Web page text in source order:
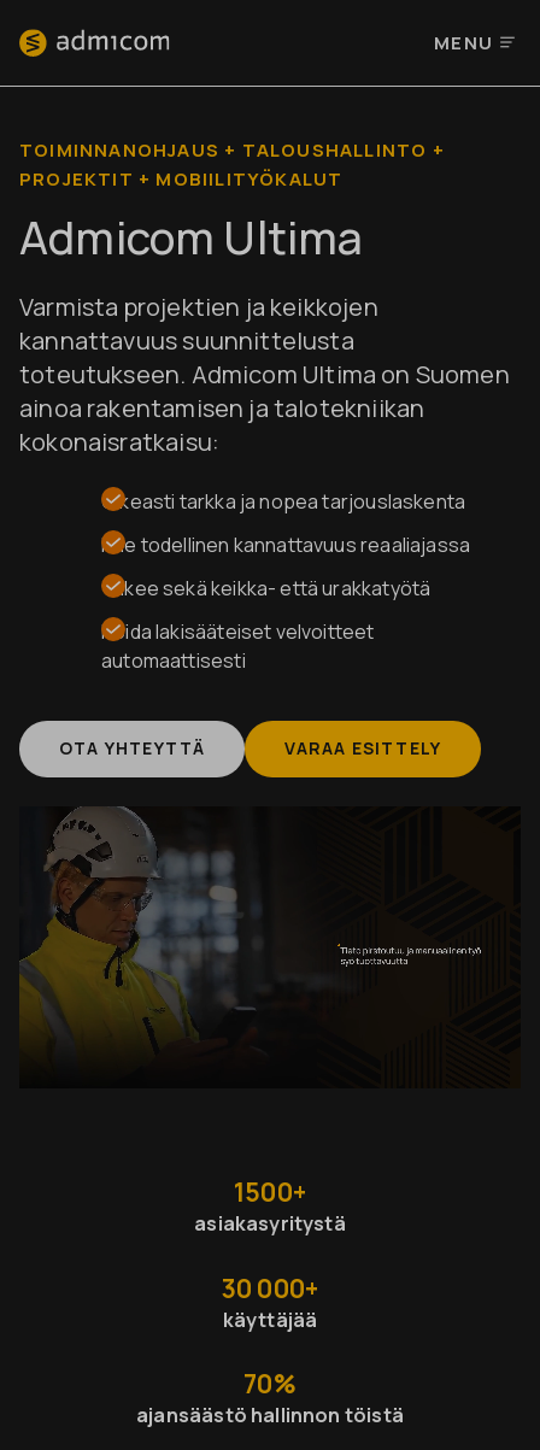
MENU
TOIMINNANOHJAUS + TALOUSHALLINTO +
PROJEKTIT + MOBIILITYÖKALUT
Admicom Ultima
Varmista projektien ja keikkojen
kannattavuus suunnittelusta
toteutukseen. Admicom Ultima on Suomen
ainoa rakentamisen ja talotekniikan
kokonaisratkaisu:
Oikeasti tarkka ja nopea tarjouslaskenta
Näe todellinen kannattavuus reaaliajassa
Tukee sekä keikka- että urakkatyötä
Hoida lakisääteiset velvoitteet
automaattisesti
OTA YHTEYTTÄ VARAA ESITTELY
1500+
asiakas­yritystä
30 000+
käyttäjää
70%
ajan­säästö hallinnon töistä